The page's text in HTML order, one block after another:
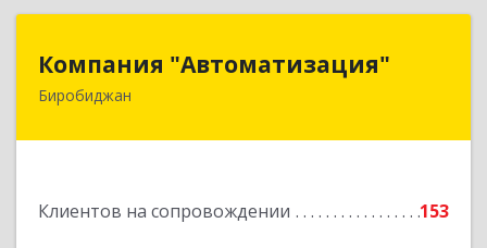
Компания "Автоматизация"
Биробиджан
Клиентов на сопровождении 153
679016, Еврейская Аобл, Биробиджан г,